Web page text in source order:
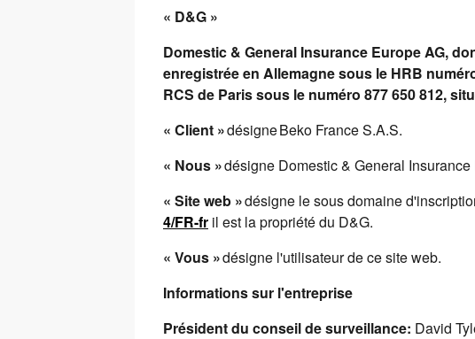
« D&G »
Domestic & General Insurance Europe AG,
enregistrée en Allemagne sous le HRB
RCS de Paris sous le numéro 877 650 812,
« Client »désigne Beko France S.A.S.
« Nous »désigne Domestic & General Insurance
« Site web »désigne le sous domaine
4/FR-fr il est la propriété du D&G.
« Vous »désigne l'utilisateur de ce site web.
Informations sur l'entreprise
Président du conseil de surveillance: David